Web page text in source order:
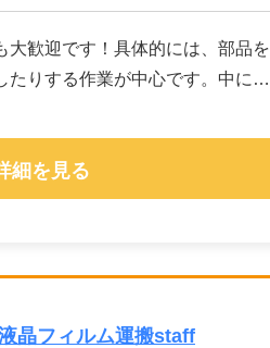
大歓迎です！具体的には、部品を
りする作業が中心です。中に
細を見る
晶フィルム運搬staff